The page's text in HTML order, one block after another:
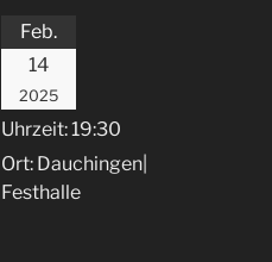
Feb.
14
2025
Uhrzeit:19:30
Ort: Dauchingen|
Festhalle